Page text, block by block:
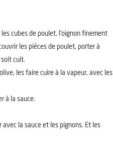
cubes de poulet, l’oignon finement
les piéces de poulet, porter à
cuit.
les faire cuire à la vapeur, avec les
à la sauce.
avec la sauce et les pignons. Et les